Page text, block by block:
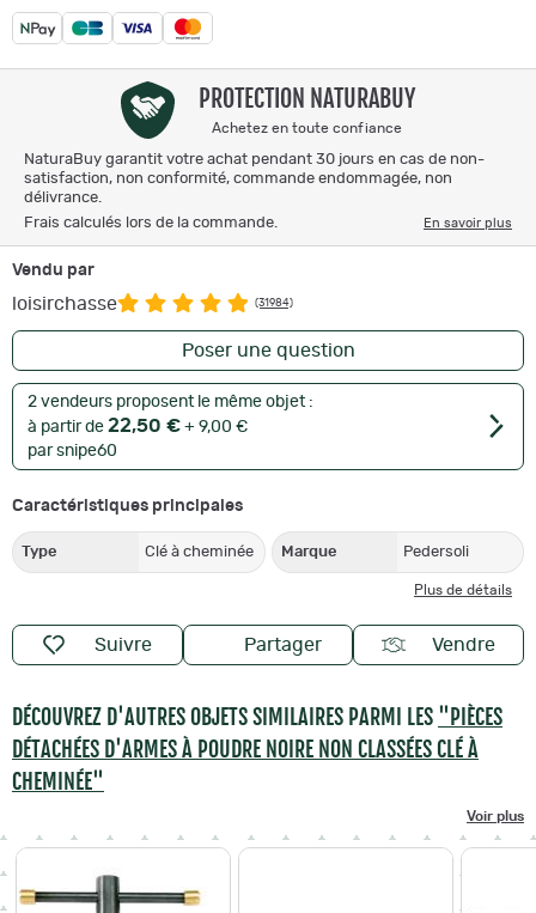
PROTECTION NATURABUY
Achetez en toute confiance
NaturaBuy garantit votre achat pendant 30 jours en cas de non-
satisfaction, non conformité, commande endommagée, non
délivrance.
Frais calculés lors de la commande.
En savoir plus
Vendu par
loisirchasse (31984)
Poser une question
2 vendeurs proposent le même objet :
à partir de 22,50 € + 9,00 €
par snipe60
Caractéristiques principales
Type Clé à cheminée Marque Pedersoli
Plus de détails
Suivre Partager Vendre
DÉCOUVREZ D'AUTRES OBJETS SIMILAIRES PARMI LES "PIÈCES
DÉTACHÉES D'ARMES À POUDRE NOIRE NON CLASSÉES CLÉ À
CHEMINÉE"
Voir plus